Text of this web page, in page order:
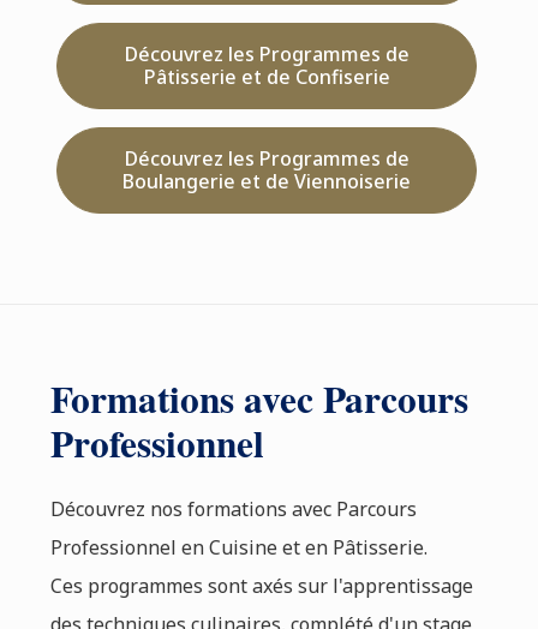
Découvrez les Programmes de
Pâtisserie et de Confiserie
Découvrez les Programmes de
Boulangerie et de Viennoiserie
Formations avec Parcours
Professionnel
Découvrez nos formations avec Parcours
Professionnel en Cuisine et en Pâtisserie.
Ces programmes sont axés sur l'apprentissage